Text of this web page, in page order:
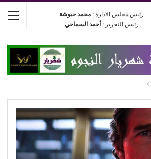
رئيس مجلس الادارة : محمد حبوشة
رئيس التحرير : أحمد السماحي